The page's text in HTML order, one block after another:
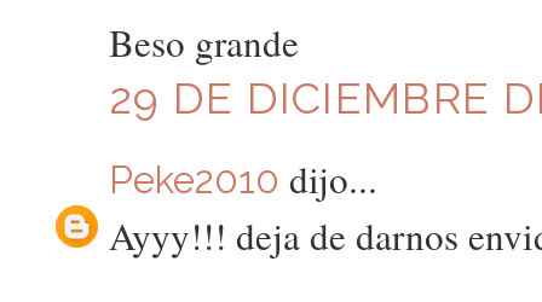
Beso grande
29 DE DICIEMBRE
Peke2010 dijo...
Ayyy!!! deja de darnos